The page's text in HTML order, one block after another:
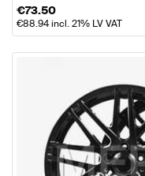
€73.50
€88.94incl. 21% LV VAT